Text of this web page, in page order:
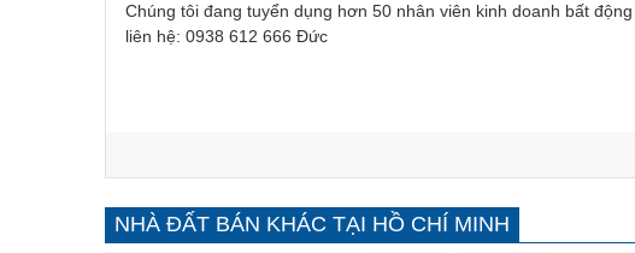
Chúng tôi đang tuyển dụng hơn 50 nhân viên kinh doanh bất
liên hệ: 0938 612 666 Đức
NHÀ ĐẤT BÁN KHÁC TẠI HỒ CHÍ MINH